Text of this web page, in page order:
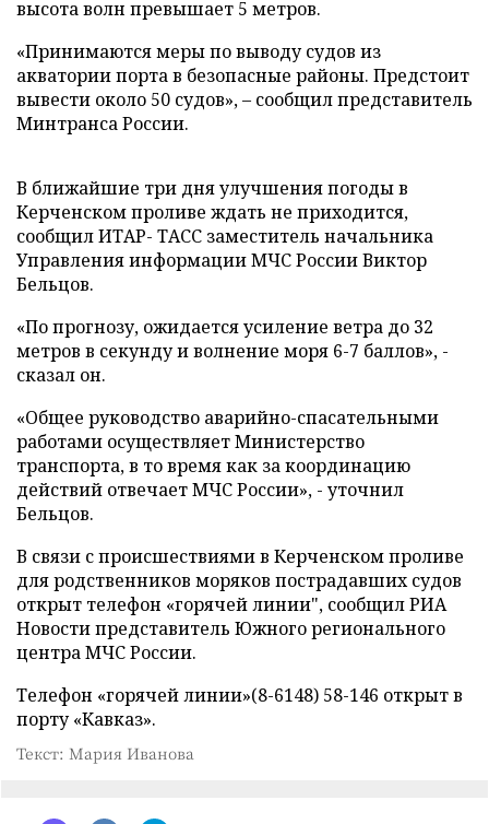
высота волн превышает 5 метров.
«Принимаются меры по выводу судов из
акватории порта в безопасные районы. Предстоит
вывести около 50 судов», – сообщил представитель
Минтранса России.
В ближайшие три дня улучшения погоды в
Керченском проливе ждать не приходится,
сообщил ИТАР- ТАСС заместитель начальника
Управления информации МЧС России Виктор
Бельцов.
«По прогнозу, ожидается усиление ветра до 32
метров в секунду и волнение моря 6-7 баллов», -
сказал он.
«Общее руководство аварийно-спасательными
работами осуществляет Министерство
транспорта, в то время как за координацию
действий отвечает МЧС России», - уточнил
Бельцов.
В связи с происшествиями в Керченском проливе
для родственников моряков пострадавших судов
открыт телефон «горячей линии", сообщил РИА
Новости представитель Южного регионального
центра МЧС России.
Телефон «горячей линии»(8-6148) 58-146 открыт в
порту «Кавказ».
Текст: Мария Иванова